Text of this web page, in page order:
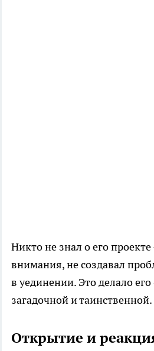
Никто не знал о его
внимания, не создавал
в уединении. Это делало
загадочной и таинственной.
Открытие и